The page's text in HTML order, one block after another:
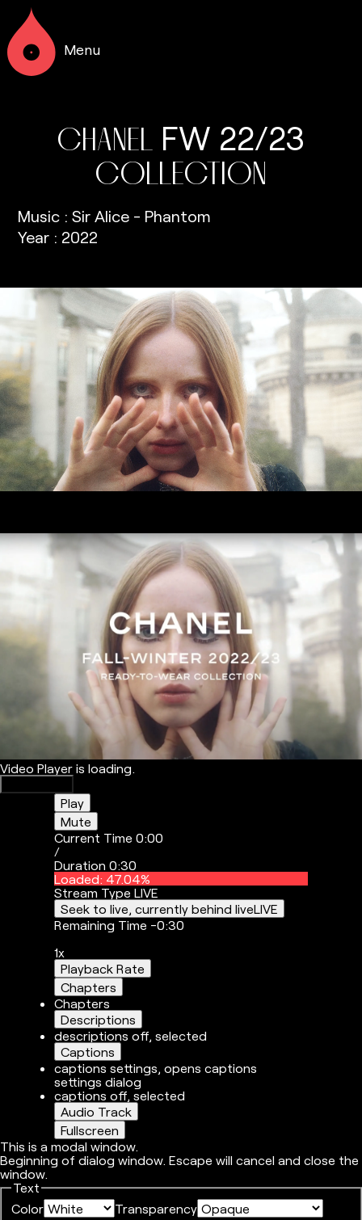
Menu
CHANEL FW 22/23
COLLECTION
Music : Sir Alice - Phantom
Year : 2022
Video Player is loading.
Play
Mute
Current Time0:00
/
Duration0:30
Loaded: 47.04%
Stream TypeLIVE
Seek to live, currently behind liveLIVE
Remaining Time -0:30
1x
Playback Rate
Chapters
Chapters
Descriptions
descriptions off, selected
Captions
captions settings, opens captions
settings dialog
captions off, selected
Audio Track
Fullscreen
This is a modal window.
Beginning of dialog window. Escape will cancel and close the
window.
Text
Color
Transparency